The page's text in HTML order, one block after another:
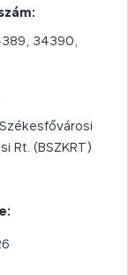
34390,
Rt. (BSZKRT)